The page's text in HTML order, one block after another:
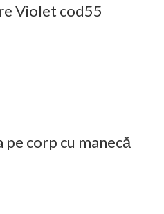
Violet cod55
corp cu manecă